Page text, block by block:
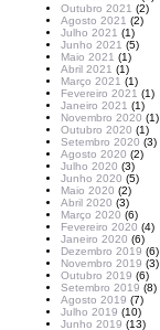
Outubro 2021 (2)
Agosto 2021 (2)
Julho 2021 (1)
Junho 2021 (5)
Maio 2021 (1)
Abril 2021 (1)
Março 2021 (1)
Fevereiro 2021 (1)
Janeiro 2021 (1)
Novembro 2020 (1)
Outubro 2020 (1)
Setembro 2020 (3)
Agosto 2020 (2)
Julho 2020 (3)
Junho 2020 (5)
Maio 2020 (2)
Abril 2020 (3)
Março 2020 (6)
Fevereiro 2020 (4)
Janeiro 2020 (6)
Dezembro 2019 (6)
Novembro 2019 (3)
Outubro 2019 (6)
Setembro 2019 (8)
Agosto 2019 (7)
Julho 2019 (10)
Junho 2019 (13)